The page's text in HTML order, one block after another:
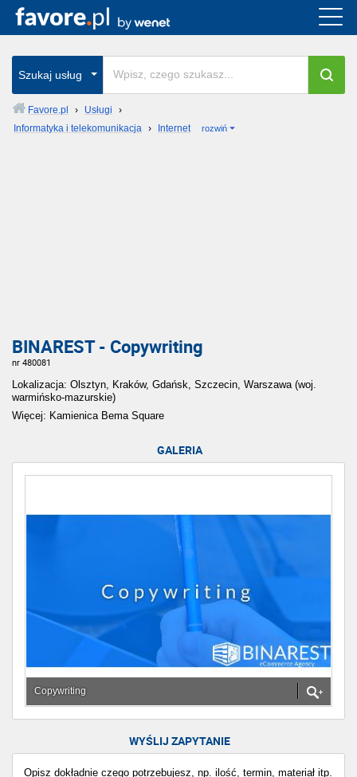
Szukaj usług
Favore.pl › Usługi
›
Informatyka i telekomunikacja › Internet rozwiń
BINAREST - Copywriting
nr 480081
Lokalizacja: Olsztyn, Kraków, Gdańsk, Szczecin, Warszawa (woj.
warmińsko-mazurskie)
Więcej: Kamienica Bema Square
GALERIA
Copywriting
WYŚLIJ ZAPYTANIE
Opisz dokładnie czego potrzebujesz, np. ilość, termin, materiał itp.